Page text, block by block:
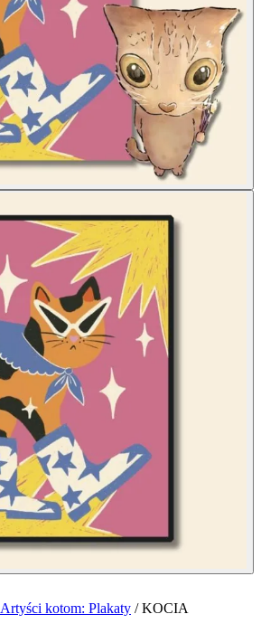
Artyści kotom: Plakaty /KOCIA